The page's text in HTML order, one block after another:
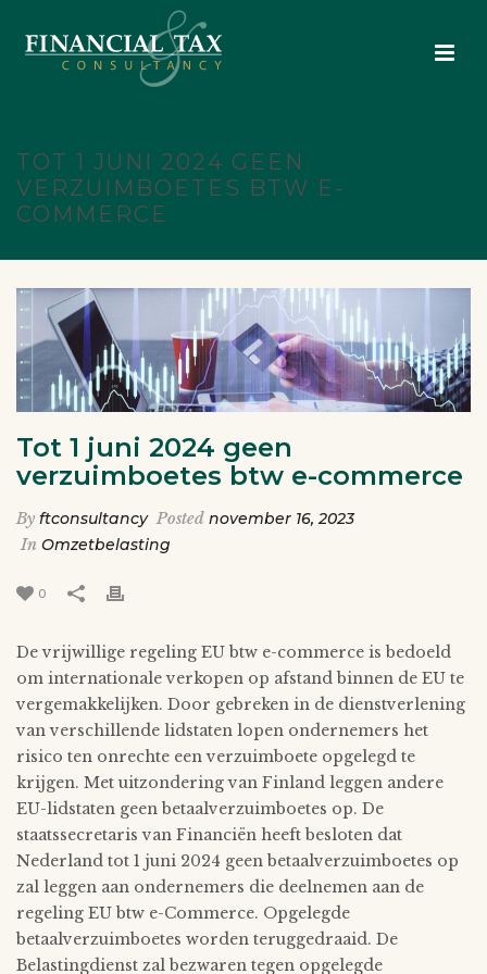
TOT 1 JUNI 2024 GEEN
VERZUIMBOETES BTW E-
COMMERCE
Tot 1 juni 2024 geen
verzuimboetes btw e-commerce
By ftconsultancy Posted november 16, 2023
In Omzetbelasting
0
De vrijwillige regeling EU btw e-commerce is bedoeld
om internationale verkopen op afstand binnen de EU te
vergemakkelijken. Door gebreken in de dienstverlening
van verschillende lidstaten lopen ondernemers het
risico ten onrechte een verzuimboete opgelegd te
krijgen. Met uitzondering van Finland leggen andere
EU-lidstaten geen betaalverzuimboetes op. De
staatssecretaris van Financiën heeft besloten dat
Nederland tot 1 juni 2024 geen betaalverzuimboetes op
zal leggen aan ondernemers die deelnemen aan de
regeling EU btw e-Commerce. Opgelegde
betaalverzuimboetes worden teruggedraaid. De
Belastingdienst zal bezwaren tegen opgelegde